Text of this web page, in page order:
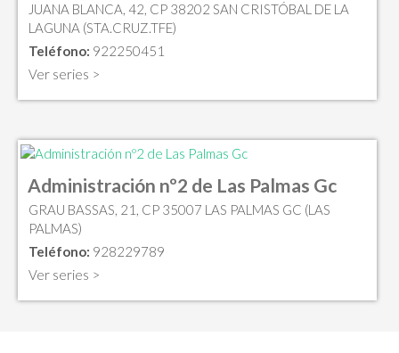
JUANA BLANCA, 42, CP 38202 SAN CRISTÓBAL DE LA
LAGUNA (STA.CRUZ.TFE)
Teléfono: 922250451
Ver series >
Administración nº2 de Las Palmas Gc
GRAU BASSAS, 21, CP 35007 LAS PALMAS GC (LAS
PALMAS)
Teléfono: 928229789
Ver series >